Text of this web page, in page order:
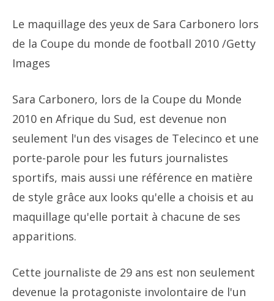
Le maquillage des yeux de Sara Carbonero lors
de la Coupe du monde de football 2010 /Getty
Images
Sara Carbonero, lors de la Coupe du Monde
2010 en Afrique du Sud, est devenue non
seulement l'un des visages de Telecinco et une
porte-parole pour les futurs journalistes
sportifs, mais aussi une référence en matière
de style grâce aux looks qu'elle a choisis et au
maquillage qu'elle portait à chacune de ses
apparitions.
Cette journaliste de 29 ans est non seulement
devenue la protagoniste involontaire de l'un